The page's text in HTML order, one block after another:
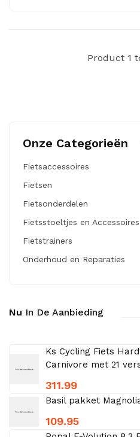
Product 1
Onze Categorieën
Fietsaccessoires
Fietsen
Fietsonderdelen
Fietsstoeltjes en Accessoires
Fietstrainers
Onderhoud en Reparaties
Nu In De Aanbieding
Ks Cycling Fiets
Carnivore met 21
311.99
Basil pakket
109.95